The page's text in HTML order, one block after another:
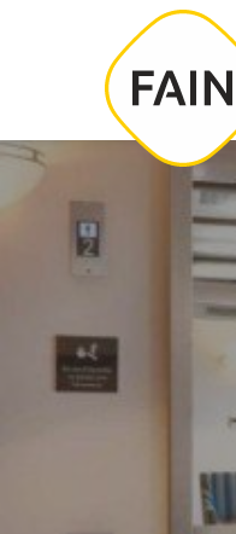
incluye
Presione